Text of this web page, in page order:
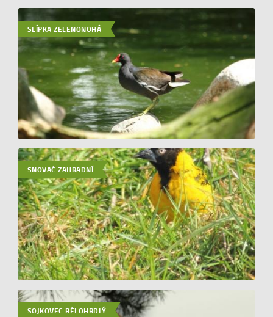
SLÍPKA ZELENONOHÁ
SNOVAČ ZAHRADNÍ
SOJKOVEC BĚLOHRDLÝ